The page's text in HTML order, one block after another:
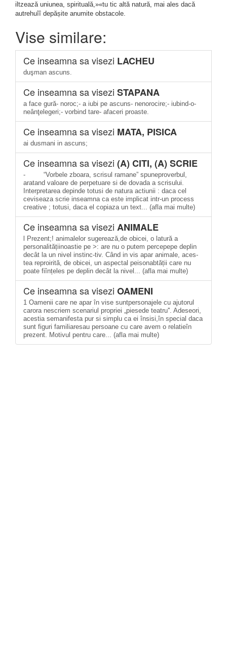
iltzează uniunea, spirituală,»«tu tic altă natură, mai ales dacă
autrehuîî depășite anumite obstacole.
Vise similare:
Ce inseamna sa visezi LACHEU
duşman ascuns.
Ce inseamna sa visezi STAPANA
a face gură- noroc;- a iubi pe ascuns- nenorocire;- iubind-o-
neânţelegeri;- vorbind tare- afaceri proaste.
Ce inseamna sa visezi MATA, PISICA
ai dusmani in ascuns;
Ce inseamna sa visezi (A) CITI, (A) SCRIE
- “Vorbele zboara, scrisul ramane” spuneproverbul,
aratand valoare de perpetuare si de dovada a scrisului.
Interpretarea depinde totusi de natura actiunii : daca cel
ceviseaza scrie inseamna ca este implicat intr-un process
creative ; totusi, daca el copiaza un text... (afla mai multe)
Ce inseamna sa visezi ANIMALE
l Prezent;! animalelor sugerează,de obicei, o latură a
personalitățiinoastie pe >: are nu o putem percepepe deplin
decât la un nivel instinc-tiv. Când in vis apar animale, aces-
tea reproirită, de obicei, un aspectal peisonabtății care nu
poate fiînțeles pe deplin decât la nivel... (afla mai multe)
Ce inseamna sa visezi OAMENI
1 Oamenii care ne apar în vise suntpersonajele cu ajutorul
carora nescriem scenariul propriei „piesede teatru''. Adeseori,
acestia semanifesta pur si simplu ca ei însisi,în special daca
sunt figuri familiaresau persoane cu care avem o relatieîn
prezent. Motivul pentru care... (afla mai multe)